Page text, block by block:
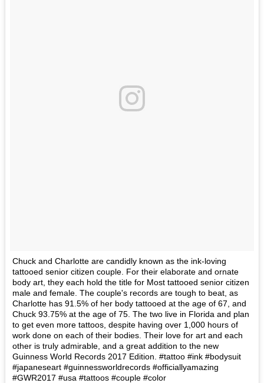
Chuck and Charlotte are candidly known as the ink-loving
tattooed senior citizen couple. For their elaborate and ornate
body art, they each hold the title for Most tattooed senior citizen
male and female. The couple's records are tough to beat, as
Charlotte has 91.5% of her body tattooed at the age of 67, and
Chuck 93.75% at the age of 75. The two live in Florida and plan
to get even more tattoos, despite having over 1,000 hours of
work done on each of their bodies. Their love for art and each
other is truly admirable, and a great addition to the new
Guinness World Records 2017 Edition. #tattoo #ink #bodysuit
#japaneseart #guinnessworldrecords #officiallyamazing
#GWR2017 #usa #tattoos #couple #color